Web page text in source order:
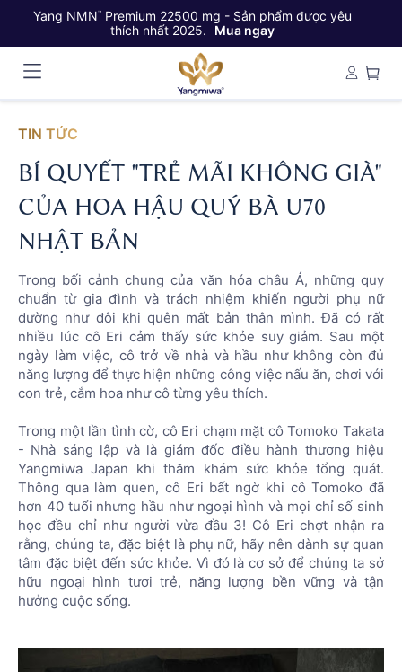
Yang NMN™Premium 22500 mg - Sản phẩm được yêu
thích nhất 2025.
Mua ngay
TIN TỨC
BÍ QUYẾT "TRẺ MÃI KHÔNG GIÀ"
CỦA HOA HẬU QUÝ BÀ U70
NHẬT BẢN
Trong bối cảnh chung của văn hóa châu Á, những quy
chuẩn từ gia đình và trách nhiệm khiến người phụ nữ
dường như đôi khi quên mất bản thân mình. Đã có rất
nhiều lúc cô Eri cảm thấy sức khỏe suy giảm. Sau một
ngày làm việc, cô trở về nhà và hầu như không còn đủ
năng lượng để thực hiện những công việc nấu ăn, chơi với
con trẻ, cắm hoa như cô từng yêu thích.
Trong một lần tình cờ, cô Eri chạm mặt cô Tomoko Takata
- Nhà sáng lập và là giám đốc điều hành thương hiệu
Yangmiwa Japan khi thăm khám sức khỏe tổng quát.
Thông qua làm quen, cô Eri bất ngờ khi cô Tomoko đã
hơn 40 tuổi nhưng hầu như ngoại hình và mọi chỉ số sinh
học đều chỉ như người vừa đầu 3! Cô Eri chợt nhận ra
rằng, chúng ta, đặc biệt là phụ nữ, hãy nên dành sự quan
tâm đặc biệt đến sức khỏe. Vì đó là cơ sở để chúng ta sở
hữu ngoại hình tươi trẻ, năng lượng bền vững và tận
hưởng cuộc sống.